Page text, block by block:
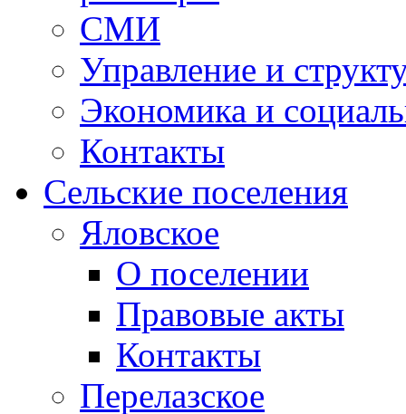
СМИ
Управление и
Экономика и
Контакты
Сельские поселения
Яловское
О поселении
Правовые акты
Контакты
Перелазское